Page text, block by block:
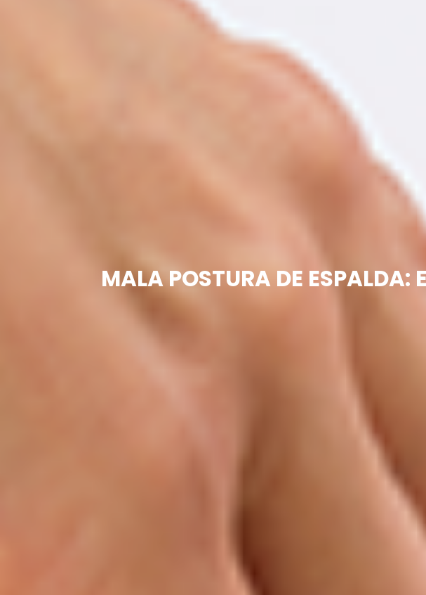
MALA POSTURA DE ESPALDA: